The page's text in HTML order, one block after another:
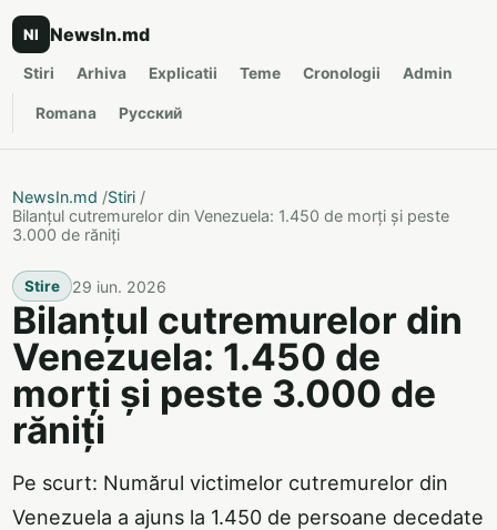
NI NewsIn.md
Stiri Arhiva Explicatii Teme Cronologii Admin
Romana Русский
NewsIn.md /Stiri /
Bilanțul cutremurelor din Venezuela: 1.450 de morți și peste
3.000 de răniți
Stire 29 iun. 2026
Bilanțul cutremurelor din
Venezuela: 1.450 de
morți și peste 3.000 de
răniți
Pe scurt: Numărul victimelor cutremurelor din
Venezuela a ajuns la 1.450 de persoane decedate